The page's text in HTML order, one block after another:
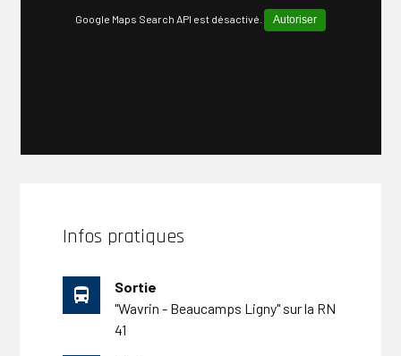
Google Maps Search API est désactivé. Autoriser
Infos pratiques
directions_bus
Sortie
"Wavrin - Beaucamps Ligny" sur la RN
41